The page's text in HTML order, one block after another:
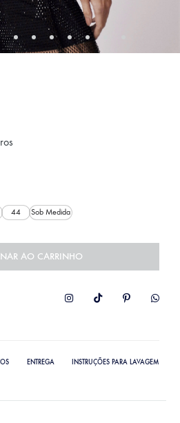
44 Sob Medida
AO CARRINHO
ENTREGA INSTRUÇÕES PARA LAVAGEM